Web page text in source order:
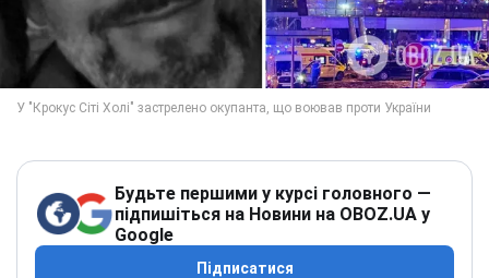
Будьте першими у курсі головного —
підпишіться на Новини на OBOZ.UA у
Google
Підписатися